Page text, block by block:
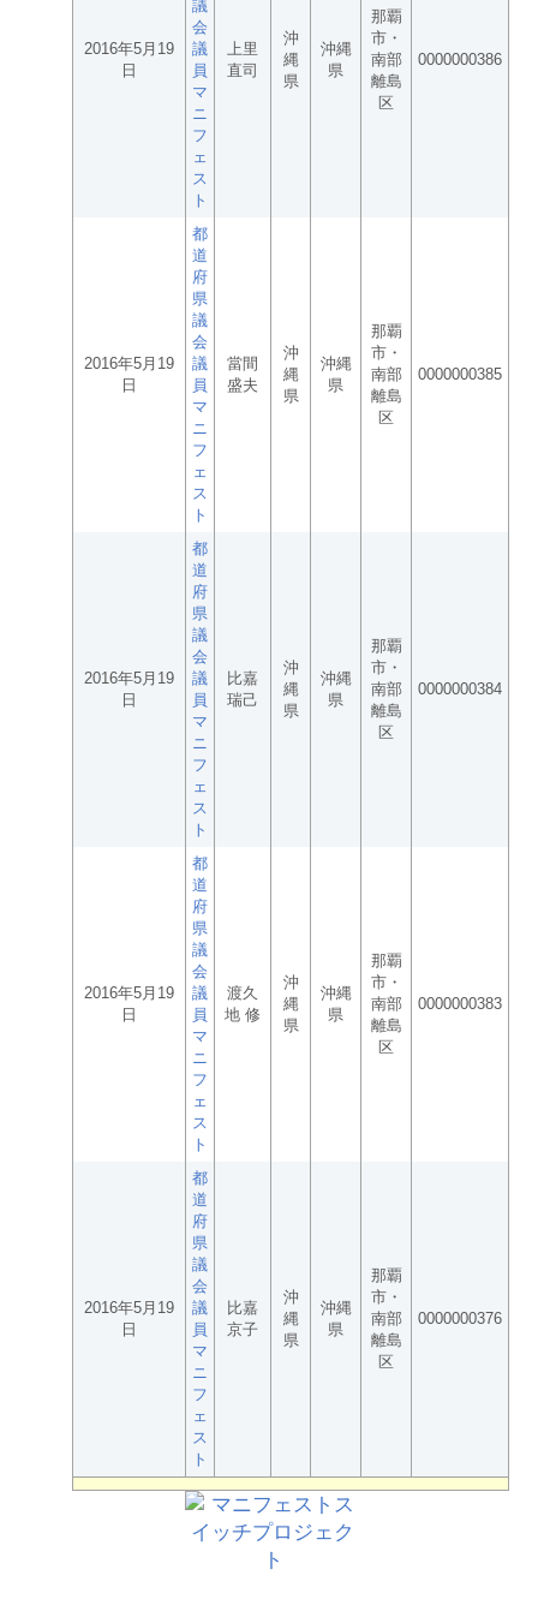
2016年5月19
日
議
会
議
員
マ
ニ
フ
ェ
ス
ト
上里
直司
沖
縄
県
沖縄
県
那覇
市・
南部
離島
区
0000000386
2016年5月19
日
都
道
府
県
議
会
議
員
マ
ニ
フ
ェ
ス
ト
當間
盛夫
沖
縄
県
沖縄
県
那覇
市・
南部
離島
区
0000000385
2016年5月19
日
都
道
府
県
議
会
議
員
マ
ニ
フ
ェ
ス
ト
比嘉
瑞己
沖
縄
県
沖縄
県
那覇
市・
南部
離島
区
0000000384
2016年5月19
日
都
道
府
県
議
会
議
員
マ
ニ
フ
ェ
ス
ト
渡久
地 修
沖
縄
県
沖縄
県
那覇
市・
南部
離島
区
0000000383
2016年5月19
日
都
道
府
県
議
会
議
員
マ
ニ
フ
ェ
ス
ト
比嘉
京子
沖
縄
県
沖縄
県
那覇
市・
南部
離島
区
0000000376